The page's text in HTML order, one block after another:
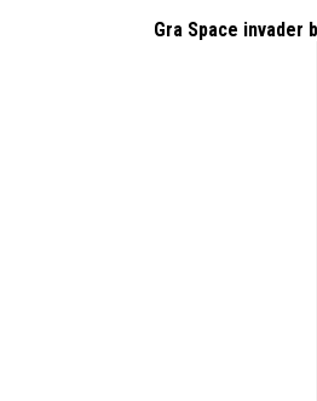
Gra Space invader